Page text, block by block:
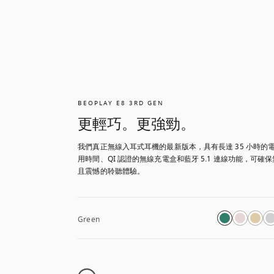
BEOPLAY E8 3RD GEN
更輕巧。更強勁。
我們真正無線入耳式耳機的最新版本，具有長達 35 小時的
用時間、QI 認證的無線充電盒和藍牙 5.1 連線功能，可確
且震憾的聆聽體驗。
Green